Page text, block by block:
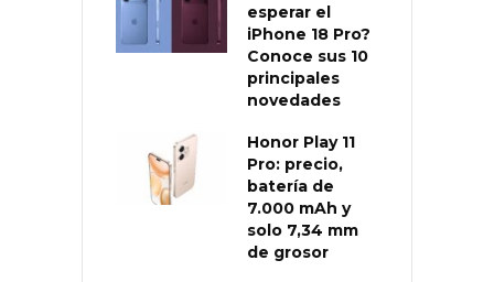
esperar el
iPhone 18 Pro?
Conoce sus 10
principales
novedades
Honor Play 11
Pro: precio,
batería de
7.000 mAh y
solo 7,34 mm
de grosor